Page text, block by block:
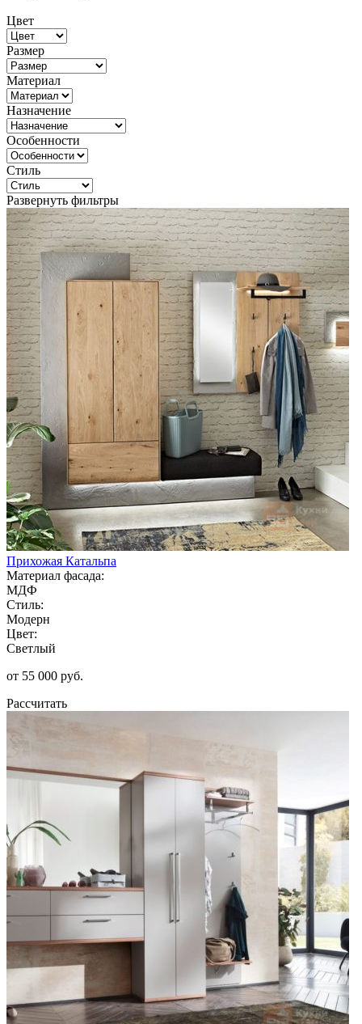
Цвет
Размер
Материал
Назначение
Особенности
Стиль
Развернуть фильтры
Прихожая Катальпа
Материал фасада:
МДФ
Стиль:
Модерн
Цвет:
Светлый
от 55 000 руб.
Рассчитать